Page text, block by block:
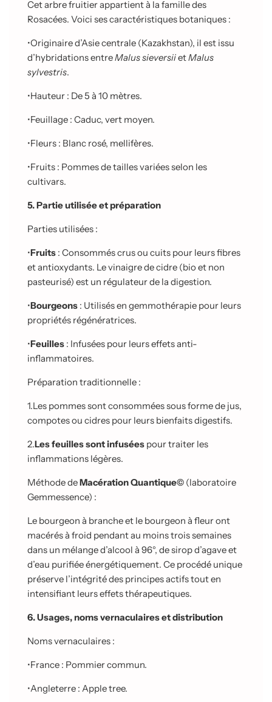
Cet arbre fruitier appartient à la famille des
Rosacées. Voici ses caractéristiques botaniques :
•Originaire d’Asie centrale (Kazakhstan), il est issu
d’hybridations entreMalus sieversiietMalus
sylvestris.
•Hauteur : De 5 à 10 mètres.
•Feuillage : Caduc, vert moyen.
•Fleurs : Blanc rosé, mellifères.
•Fruits : Pommes de tailles variées selon les
cultivars.
5. Partie utilisée et préparation
Parties utilisées :
•Fruits : Consommés crus ou cuits pour leurs fibres
et antioxydants. Le vinaigre de cidre (bio et non
pasteurisé) est un régulateur de la digestion.
•Bourgeons : Utilisés en gemmothérapie pour leurs
propriétés régénératrices.
•Feuilles : Infusées pour leurs effets anti-
inflammatoires.
Préparation traditionnelle :
1.Les pommes sont consommées sous forme de jus,
compotes ou cidres pour leurs bienfaits digestifs.
2.Les feuilles sont infusées pour traiter les
inflammations légères.
Méthode deMacération Quantique© (laboratoire
Gemmessence) :
Le bourgeon à branche et le bourgeon à fleur ont
macérés à froid pendant au moins trois semaines
dans un mélange d’alcool à 96°, de sirop d’agave et
d’eau purifiéeénergétiquement. Ce procédé unique
préserve l’intégrité des principes actifs tout en
intensifiant leurs effets thérapeutiques.
6. Usages, noms vernaculaires et distribution
Noms vernaculaires :
•France : Pommier commun.
•Angleterre : Apple tree.